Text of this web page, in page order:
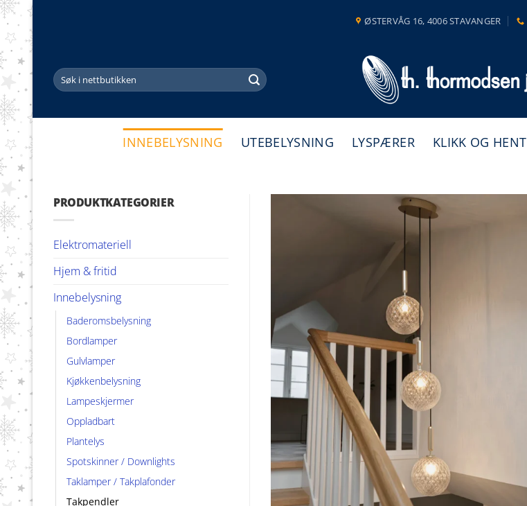
Skip
content
ØSTERVÅG 16, 4006 STAVANGER
Søk
etter:
INNEBELYSNING UTEBELYSNING LYSPÆRER KLIKK OG HENT
PRODUKTKATEGORIER
Elektromateriell
Hjem & fritid
Innebelysning
Baderomsbelysning
Bordlamper
Gulvlamper
Kjøkkenbelysning
Lampeskjermer
Oppladbart
Plantelys
Spotskinner / Downlights
Taklamper / Takplafonder
Takpendler